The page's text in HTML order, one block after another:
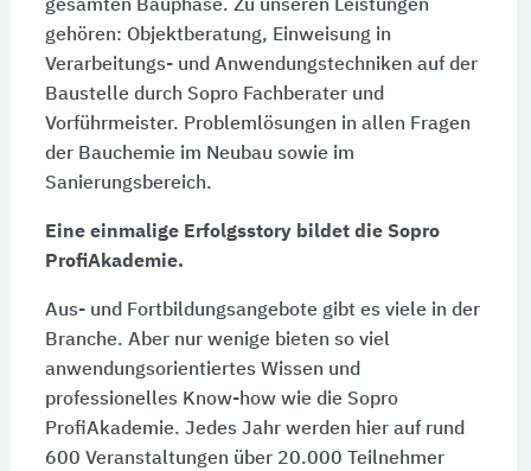
gesamten Bauphase. Zu unseren Leistungen
gehören: Objektberatung, Einweisung in
Verarbeitungs- und Anwendungstechniken auf der
Baustelle durch Sopro Fachberater und
Vorführmeister. Problemlösungen in allen Fragen
der Bauchemie im Neubau sowie im
Sanierungsbereich.
Eine einmalige Erfolgsstory bildet die Sopro
ProfiAkademie.
Aus- und Fortbildungsangebote gibt es viele in der
Branche. Aber nur wenige bieten so viel
anwendungsorientiertes Wissen und
professionelles Know-how wie die Sopro
ProfiAkademie. Jedes Jahr werden hier auf rund
600 Veranstaltungen über 20.000 Teilnehmer